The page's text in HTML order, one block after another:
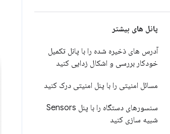
پانل های بیشتر
آدرس های ذخیره شده را با پانل تکمیل
خودکار بررسی و اشکال زدایی کنید
مسائل امنیتی را با پنل امنیتی درک کنید
سنسورهای دستگاه را با پنل Sensors
شبیه سازی کنید